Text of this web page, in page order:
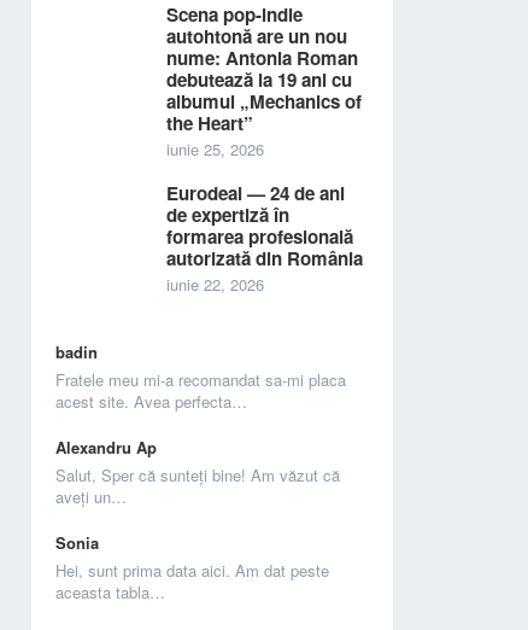
Scena pop-indie
autohtonă are un nou
nume: Antonia Roman
debutează la 19 ani cu
albumul „Mechanics of
the Heart”
iunie 25, 2026
Eurodeal — 24 de ani
de expertiză în
formarea profesională
autorizată din România
iunie 22, 2026
badin
Fratele meu mi-a recomandat sa-mi placa
acest site. Avea perfecta…
Alexandru Ap
Salut, Sper că sunteți bine! Am văzut că
aveți un…
Sonia
Hei, sunt prima data aici. Am dat peste
aceasta tabla…